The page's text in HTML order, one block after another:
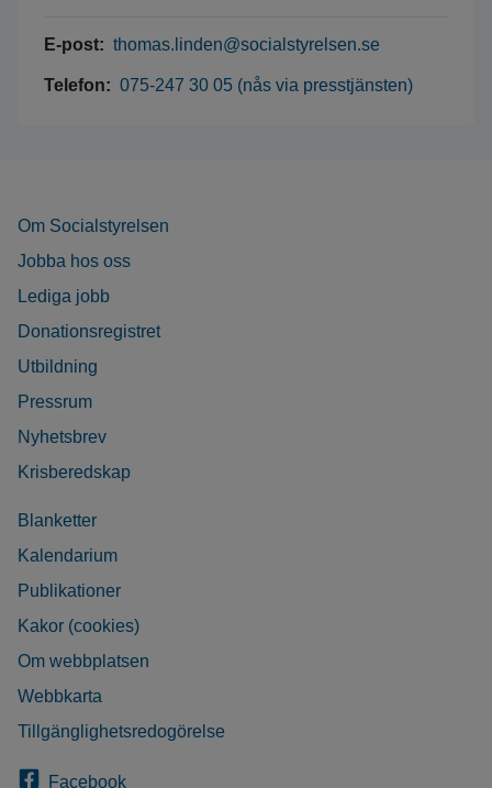
E-post: thomas.linden@socialstyrelsen.se
Telefon: 075-247 30 05 (nås via presstjänsten)
Om Socialstyrelsen
Jobba hos oss
Lediga jobb
Donationsregistret
Utbildning
Pressrum
Nyhetsbrev
Krisberedskap
Blanketter
Kalendarium
Publikationer
Kakor (cookies)
Om webbplatsen
Webbkarta
Tillgänglighetsredogörelse
Facebook